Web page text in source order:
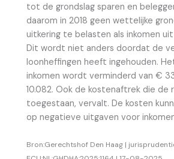
tot de grondslag sparen en
daarom in 2018 geen wettelijke
uitkering te belasten als inkomen
Dit wordt niet anders doordat de
loonheffingen heeft ingehouden.
inkomen wordt verminderd van €
10.082. Ook de kostenaftrek die de
toegestaan, vervalt. De kosten
op negatieve uitgaven voor
Bron:Gerechtshof Den Haag |